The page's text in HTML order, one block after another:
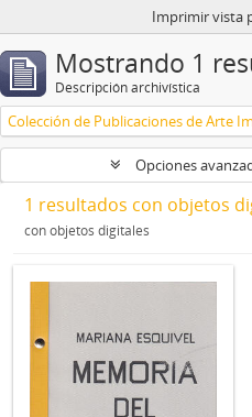
Imprimir vista
Mostrando 1
Descripción archivística
Opciones
1 resultados con objetos
con objetos digitales